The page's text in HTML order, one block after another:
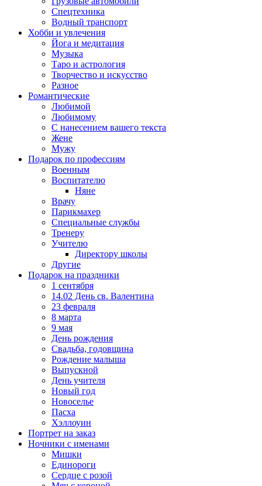
Спецтехника
Водный транспорт
Хобби и увлечения
Йога и медитация
Музыка
Таро и астрология
Творчество и искусство
Разное
Романтические
Любимой
Любимому
С нанесением вашего текста
Жене
Мужу
Подарок по профессиям
Военным
Воспитателю
Няне
Врачу
Парикмахер
Специальные службы
Тренеру
Учителю
Директору школы
Другие
Подарок на праздники
1 сентября
14.02 День св. Валентина
23 февраля
8 марта
9 мая
День рождения
Свадьба, годовщина
Рождение малыша
Выпускной
День учителя
Новый год
Новоселье
Пасха
Хэллоуин
Портрет на заказ
Ночники с именами
Мишки
Единороги
Сердце с розой